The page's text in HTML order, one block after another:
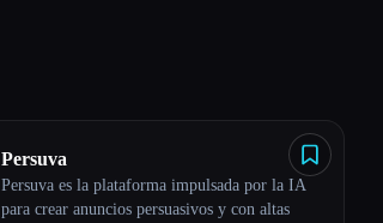
Persuva
Persuva es la plataforma impulsada por la IA
para crear anuncios persuasivos y con altas